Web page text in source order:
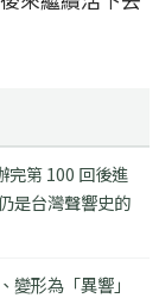
完第 100 回後進
是台灣聲響史的
變形為「異響」